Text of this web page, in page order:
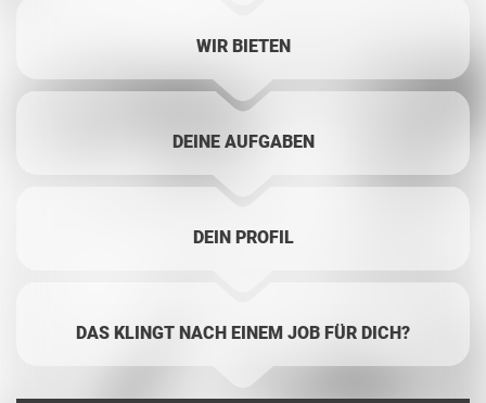
WIR BIETEN
DEINE AUFGABEN
DEIN PROFIL
DAS KLINGT NACH EINEM JOB FÜR DICH?